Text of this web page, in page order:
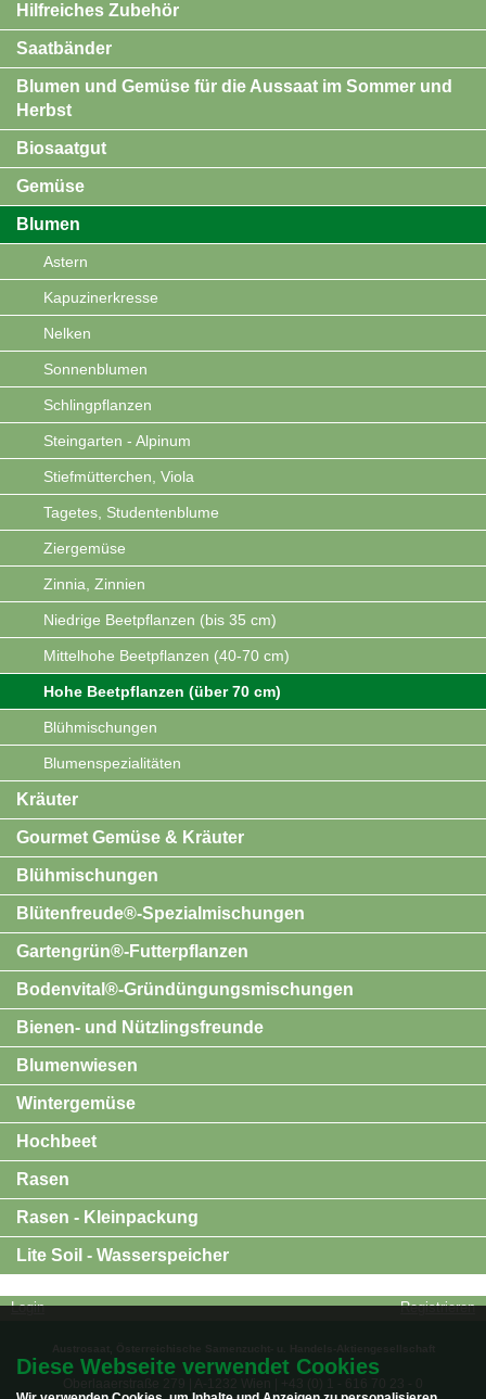
Hilfreiches Zubehör
Saatbänder
Blumen und Gemüse für die Aussaat im Sommer und
Herbst
Biosaatgut
Gemüse
Blumen
Astern
Kapuzinerkresse
Nelken
Sonnenblumen
Schlingpflanzen
Steingarten - Alpinum
Stiefmütterchen, Viola
Tagetes, Studentenblume
Ziergemüse
Zinnia, Zinnien
Niedrige Beetpflanzen (bis 35 cm)
Mittelhohe Beetpflanzen (40-70 cm)
Hohe Beetpflanzen (über 70 cm)
Blühmischungen
Blumenspezialitäten
Kräuter
Gourmet Gemüse & Kräuter
Blühmischungen
Blütenfreude®-Spezialmischungen
Gartengrün®-Futterpflanzen
Bodenvital®-Gründüngungsmischungen
Bienen- und Nützlingsfreunde
Blumenwiesen
Wintergemüse
Hochbeet
Rasen
Rasen - Kleinpackung
Lite Soil - Wasserspeicher
Login Registrieren
Diese Webseite verwendet Cookies